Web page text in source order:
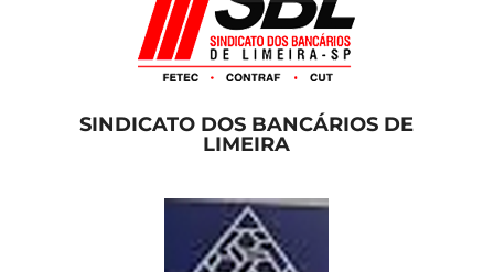
SINDICATO DOS BANCÁRIOS DE
LIMEIRA